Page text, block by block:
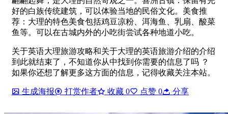
好的白族传统建筑，可以体验当地的民俗文化。美食推
荐：大理的特色美食包括鸡豆凉粉、洱海鱼、乳扇、酸菜
鱼等。可以在古城内外的小吃街尝试各种地道小吃。
关于英语大理旅游攻略和关于大理的英语旅游介绍的介绍
到此就结束了，不知道你从中找到你需要的信息了吗 ？
如果你还想了解更多这方面的信息，记得收藏关注本站。
生成海报 打赏作者 收藏 0 点赞 0 分享